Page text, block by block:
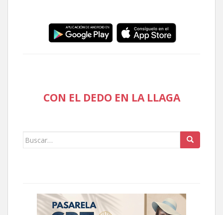
CON EL DEDO EN LA LLAGA
Buscar: